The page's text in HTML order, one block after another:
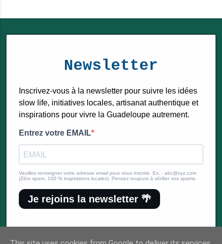
Newsletter
Inscrivez-vous à la newsletter pour suivre les idées
slow life, initiatives locales, artisanat authentique et
inspirations pour vivre la Guadeloupe autrement.
Entrez votre EMAIL
Veuillez renseigner votre adresse email pour vous inscrire. Ex. : abc@xyz.com
(Zéro spam, 100 % inspirations locales). Pensez toujours à vérifier vos spams.
Je rejoins la newsletter 🌴